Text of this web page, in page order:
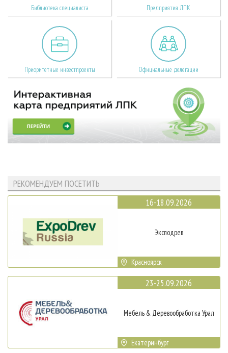
Библиотека специалиста Предприятия ЛПК
Приоритетные инвестпроекты Официальные делегации
РЕКОМЕНДУЕМ ПОСЕТИТЬ
16-18.09.2026
Эксподрев
Красноярск
23-25.09.2026
Мебель & Деревообработка Урал
Екатеринбург